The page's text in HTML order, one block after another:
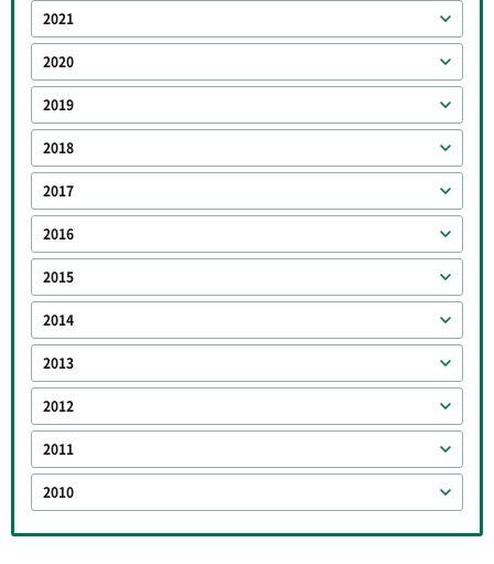
2021
2020
2019
2018
2017
2016
2015
2014
2013
2012
2011
2010